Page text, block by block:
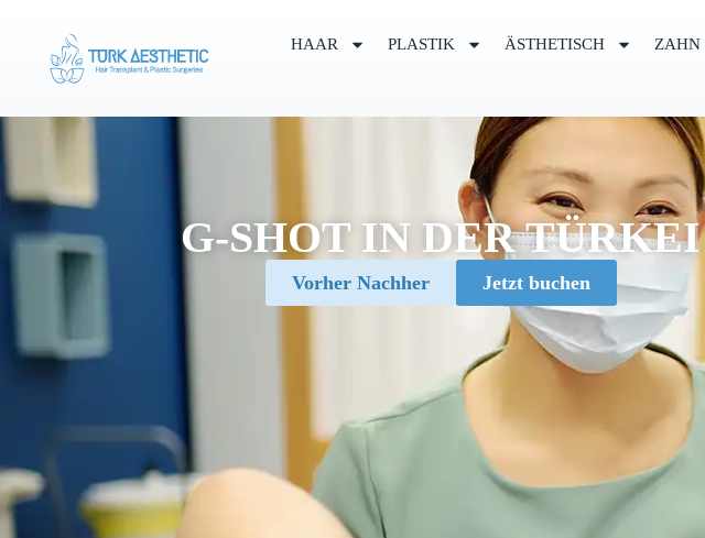
HAAR PLASTIK ÄSTHETISCH ZAHN
G-SHOT IN DER TÜRKEI
Vorher Nachher Jetzt buchen